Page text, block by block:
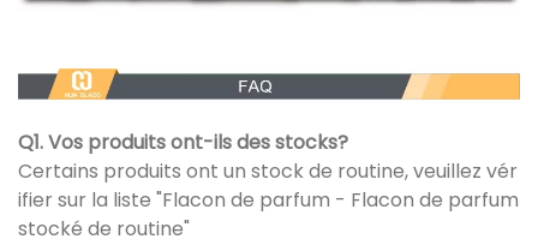
Q1. Vos produits ont-ils des stocks?
Certains produits ont un stock de routine, veuillez vér
ifier sur la liste "Flacon de parfum - Flacon de parfum
stocké de routine"